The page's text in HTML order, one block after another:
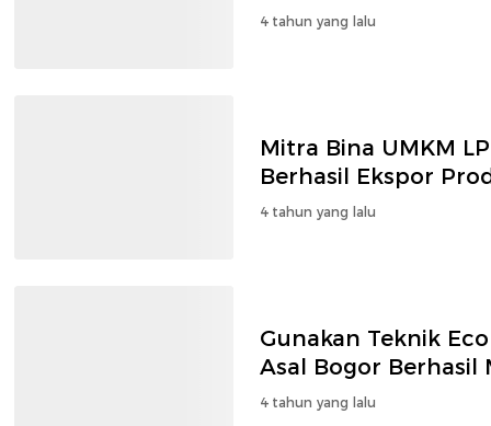
4 tahun yang lalu
Mitra Bina UMKM
Berhasil Ekspor
4 tahun yang lalu
Gunakan Teknik
Asal Bogor Berhasil
4 tahun yang lalu